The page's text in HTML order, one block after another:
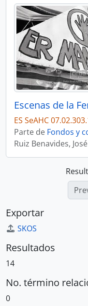
ES SeAHC
Parte de Fondos y
Ruiz Benavides,
Exportar
SKOS
Resultados
14
No. término
0